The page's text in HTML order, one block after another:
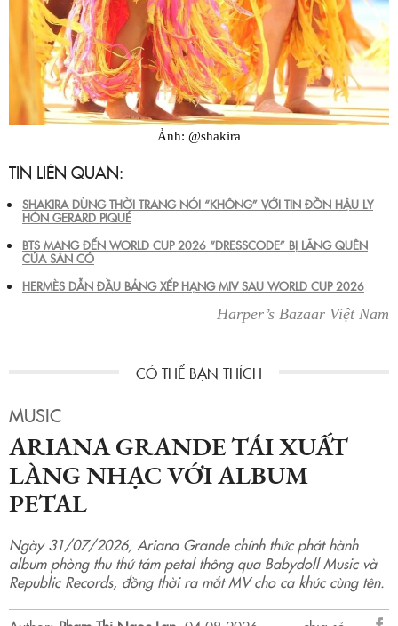
Ảnh: @shakira
TIN LIÊN QUAN:
SHAKIRA DÙNG THỜI TRANG NÓI “KHÔNG” VỚI TIN ĐỒN HẬU LY
HÔN GERARD PIQUÉ
BTS MANG ĐẾN WORLD CUP 2026 “DRESSCODE” BỊ LÃNG QUÊN
CỦA SÂN CỎ
HERMÈS DẪN ĐẦU BẢNG XẾP HẠNG MIV SAU WORLD CUP 2026
Harper’s Bazaar Việt Nam
MUSIC
ARIANA GRANDE TÁI XUẤT
LÀNG NHẠC VỚI ALBUM
PETAL
Ngày 31/07/2026, Ariana Grande chính thức phát hành
album phòng thu thứ tám petal thông qua Babydoll Music và
Republic Records, đồng thời ra mắt MV cho ca khúc cùng tên.